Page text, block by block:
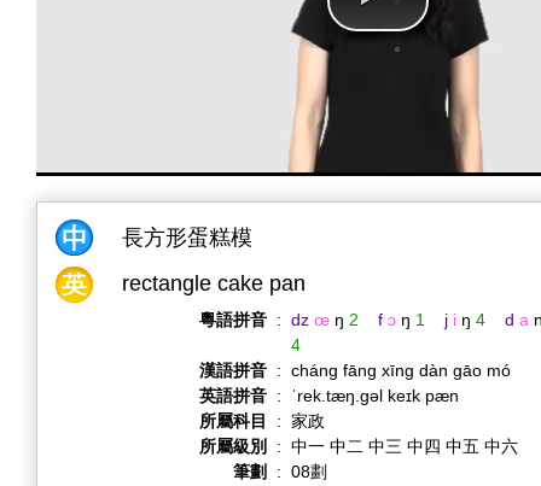
長方形蛋糕模
rectangle cake pan
粵語拼音 : dz œ ŋ 2 f ɔ ŋ 1 j i ŋ 4 d a
4
漢語拼音 : cháng fāng xīng dàn gāo mó
英語拼音 :
ˈrek.tæŋ.ɡəl keɪk pæn
所屬科目
: 家政
所屬級別
: 中一 中二 中三 中四 中五 中六
筆劃
: 08劃